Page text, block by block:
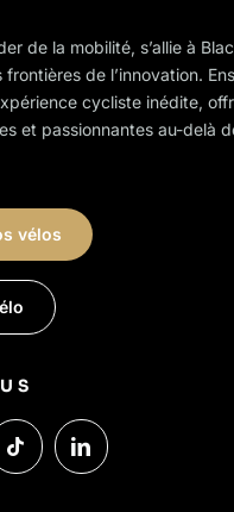
de la mobilité, s’allie à
de l’innovation.
cycliste inédite,
et passionnantes au-delà
vélos